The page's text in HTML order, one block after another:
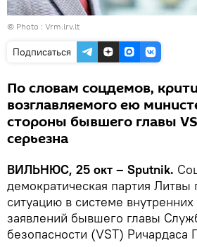
© Photo : Vrm.lrv.lt
Подписаться
По словам соцдемов,
возглавляемого ею
стороны бывшего главы
серьезна
ВИЛЬНЮС, 25 окт – Sputnik.
демократическая партия Литвы
ситуацию в системе
заявлений бывшего главы
безопасности (VST) Ричардаса